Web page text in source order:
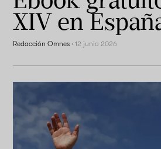
XIV en
Redacción Omnes ·12 junio 2026